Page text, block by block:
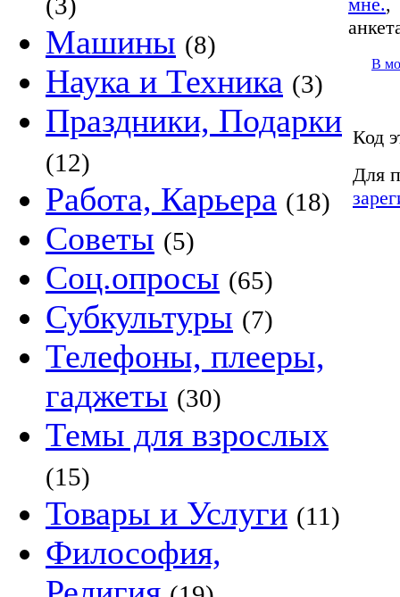
Машины (8)
Наука и Техника (3)
Праздники, Подарки
(12)
Работа, Карьера (18)
Советы (5)
Соц.опросы (65)
Субкультуры (7)
Телефоны, плееры,
гаджеты (30)
Темы для взрослых
(15)
Товары и Услуги (11)
Философия,
В
Код
Для